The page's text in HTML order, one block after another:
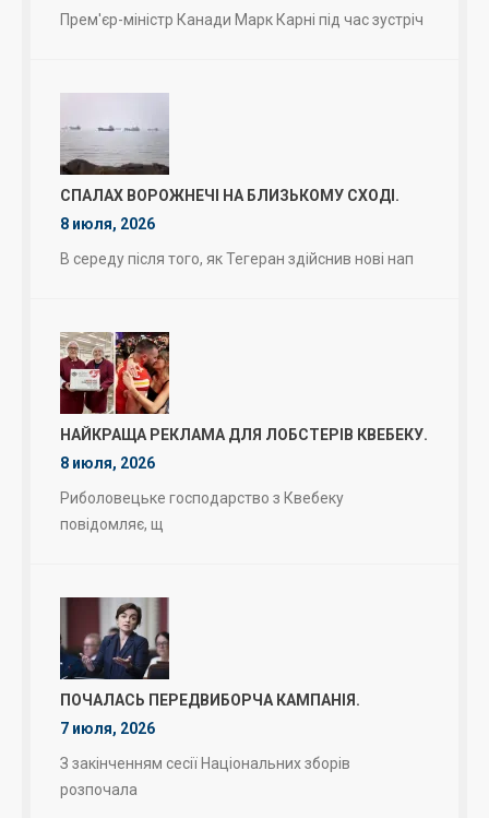
Прем'єр-міністр Канади Марк Карні під час зустріч
СПАЛАХ ВОРОЖНЕЧІ НА БЛИЗЬКОМУ СХОДІ.
8 июля, 2026
В середу після того, як Тегеран здійснив нові нап
НАЙКРАЩА РЕКЛАМА ДЛЯ ЛОБСТЕРІВ КВЕБЕКУ.
8 июля, 2026
Риболовецьке господарство з Квебеку
повідомляє, щ
ПОЧАЛАСЬ ПЕРЕДВИБОРЧА КАМПАНІЯ.
7 июля, 2026
З закінченням сесії Національних зборів
розпочала